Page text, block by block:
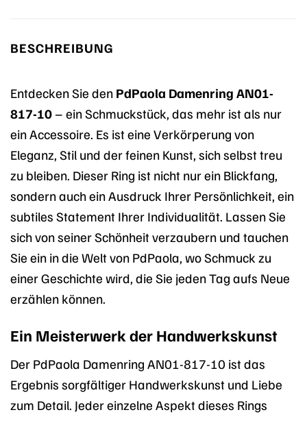
BESCHREIBUNG
Entdecken Sie den PdPaola Damenring AN01-
817-10 – ein Schmuckstück, das mehr ist als nur
ein Accessoire. Es ist eine Verkörperung von
Eleganz, Stil und der feinen Kunst, sich selbst treu
zu bleiben. Dieser Ring ist nicht nur ein Blickfang,
sondern auch ein Ausdruck Ihrer Persönlichkeit, ein
subtiles Statement Ihrer Individualität. Lassen Sie
sich von seiner Schönheit verzaubern und tauchen
Sie ein in die Welt von PdPaola, wo Schmuck zu
einer Geschichte wird, die Sie jeden Tag aufs Neue
erzählen können.
Ein Meisterwerk der Handwerkskunst
Der PdPaola Damenring AN01-817-10 ist das
Ergebnis sorgfältiger Handwerkskunst und Liebe
zum Detail. Jeder einzelne Aspekt dieses Rings